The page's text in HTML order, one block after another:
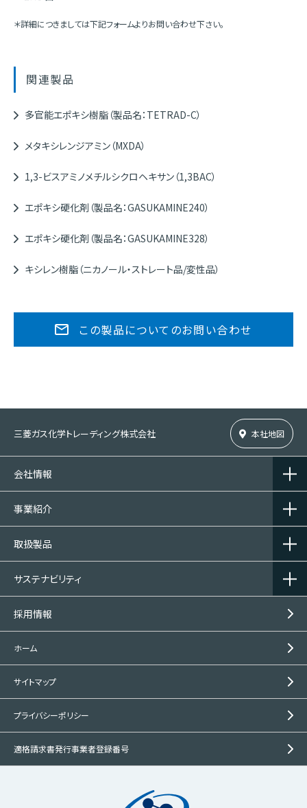
＊詳細につきましては下記フォームよりお問い合わせ下さい。
関連製品
多官能エポキシ樹脂（製品名：TETRAD-C）
メタキシレンジアミン（MXDA）
1,3-ビスアミノメチルシクロヘキサン（1,3BAC）
エポキシ硬化剤（製品名：GASUKAMINE240）
エポキシ硬化剤（製品名：GASUKAMINE328）
キシレン樹脂（ニカノール・ストレート品/変性品）
この製品についてのお問い合わせ
三菱ガス化学トレーディング株式会社 本社地図
会社情報
事業紹介
取扱製品
サステナビリティ
採用情報
ホーム
サイトマップ
プライバシーポリシー
適格請求書発行事業者登録番号